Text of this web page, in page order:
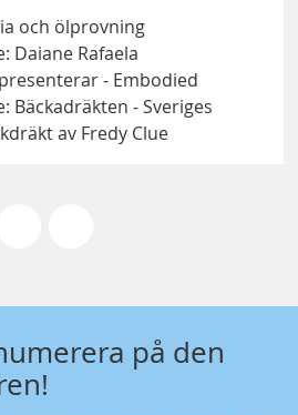
och ölprovning
Daiane Rafaela
- Embodied
Bäckadräkten - Sveriges
av Fredy Clue
på den